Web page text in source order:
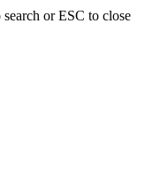
or ESC to close